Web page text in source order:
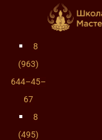
8
(963)
644–45–
67
8
(495)